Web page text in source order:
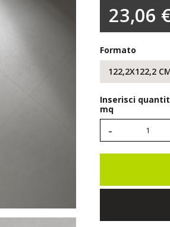
23,06
Formato
122,2X122,2
Inserisci
mq
-